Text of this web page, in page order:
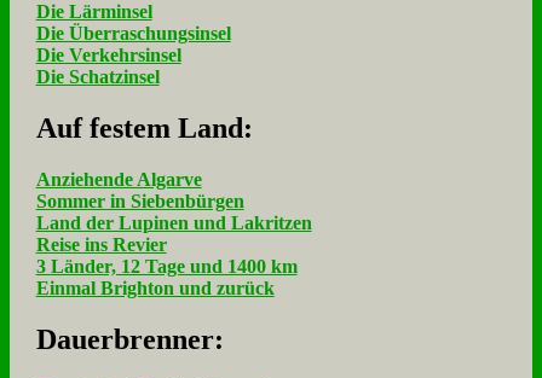
Die Lärminsel
Die Überraschungsinsel
Die Verkehrsinsel
Die Schatzinsel
Auf fe­stem Land:
Anziehende Algarve
Sommer in Siebenbürgen
Land der Lupinen und Lakritzen
Reise ins Revier
3 Länder, 12 Tage und 1400 km
Einmal Brighton und zurück
Dau­er­bren­ner: